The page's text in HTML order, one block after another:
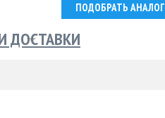
ПОДОБРАТЬ АНАЛОГ
ДОСТАВКИ